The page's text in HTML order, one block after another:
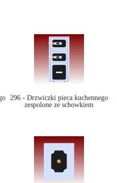
296 - Drzwiczki pieca kuchennego
zespolone ze schowkiem